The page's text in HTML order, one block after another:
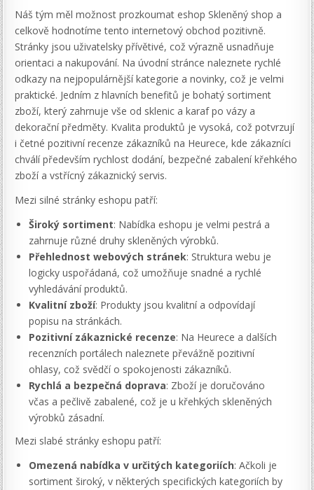
Náš tým měl možnost prozkoumat eshop Skleněný shop a
celkově hodnotíme tento internetový obchod pozitivně.
Stránky jsou uživatelsky přívětivé, což výrazně usnadňuje
orientaci a nakupování. Na úvodní stránce naleznete rychlé
odkazy na nejpopulárnější kategorie a novinky, což je velmi
praktické. Jedním z hlavních benefitů je bohatý sortiment
zboží, který zahrnuje vše od sklenic a karaf po vázy a
dekorační předměty. Kvalita produktů je vysoká, což potvrzují
i četné pozitivní recenze zákazníků na Heurece, kde zákazníci
chválí především rychlost dodání, bezpečné zabalení křehkého
zboží a vstřícný zákaznický servis.
Mezi silné stránky eshopu patří:
Široký sortiment: Nabídka eshopu je velmi pestrá a
zahrnuje různé druhy skleněných výrobků.
Přehlednost webových stránek: Struktura webu je
logicky uspořádaná, což umožňuje snadné a rychlé
vyhledávání produktů.
Kvalitní zboží: Produkty jsou kvalitní a odpovídají
popisu na stránkách.
Pozitivní zákaznické recenze: Na Heurece a dalších
recenzních portálech naleznete převážně pozitivní
ohlasy, což svědčí o spokojenosti zákazníků.
Rychlá a bezpečná doprava: Zboží je doručováno
včas a pečlivě zabalené, což je u křehkých skleněných
výrobků zásadní.
Mezi slabé stránky eshopu patří:
Omezená nabídka v určitých kategoriích: Ačkoli je
sortiment široký, v některých specifických kategoriích by